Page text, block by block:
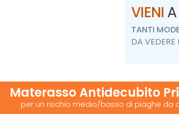
VIENI
TANTI
DA VEDERE
Materasso Antidecubito
per un rischio medio/basso di piaghe da